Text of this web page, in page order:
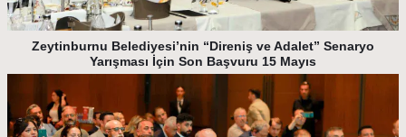
Zeytinburnu Belediyesi’nin “Direniş ve Adalet” Senaryo
Yarışması İçin Son Başvuru 15 Mayıs